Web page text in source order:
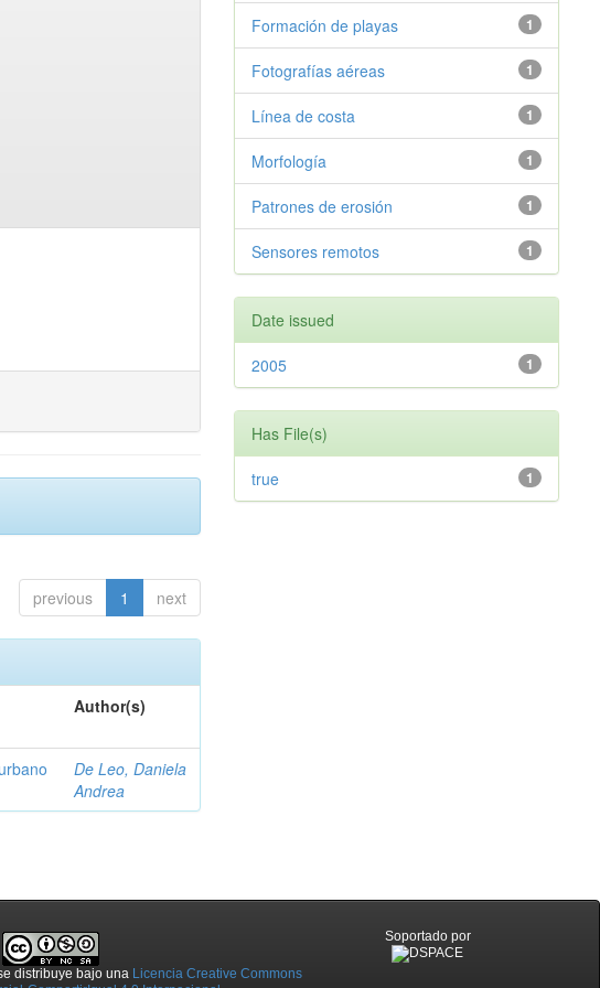
previous 1 next
Author(s)
De Leo, Daniela
Andrea
1
Formación de playas
1
Fotografías aéreas
1
Línea de costa
1
Morfología
1
Patrones de erosión
1
Sensores remotos
Date issued
1
2005
Has File(s)
1
true
distribuye bajo una Licencia Creative Commons
Soportado por